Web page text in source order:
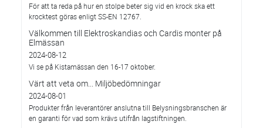
För att ta reda på hur en stolpe beter sig vid en krock ska ett
krocktest göras enligt SS-EN 12767.
Välkommen till Elektroskandias och Cardis monter på
Elmässan
2024-08-12
Vi se på Kistamässan den 16-17 oktober.
Värt att veta om... Miljöbedömningar
2024-08-01
Produkter från leverantörer anslutna till Belysningsbranschen är
en garanti för vad som krävs utifrån lagstiftningen.